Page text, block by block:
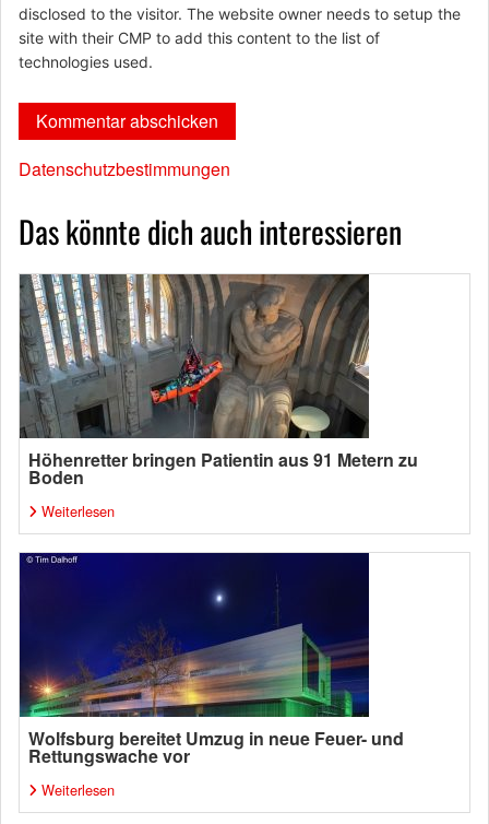
disclosed to the visitor. The website owner needs to setup the
site with their CMP to add this content to the list of
technologies used.
Datenschutzbestimmungen
Das könnte dich auch interessieren
Höhenretter bringen Patientin aus 91 Metern zu
Boden
Weiterlesen
Wolfsburg bereitet Umzug in neue Feuer- und
Rettungswache vor
Weiterlesen